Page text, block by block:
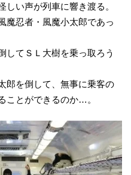
しい声が列車に響き渡る。
魔忍者・風魔小太郎であっ
してＳＬ大樹を乗っ取ろう
郎を倒して、無事に乗客の
ことができるのか…。